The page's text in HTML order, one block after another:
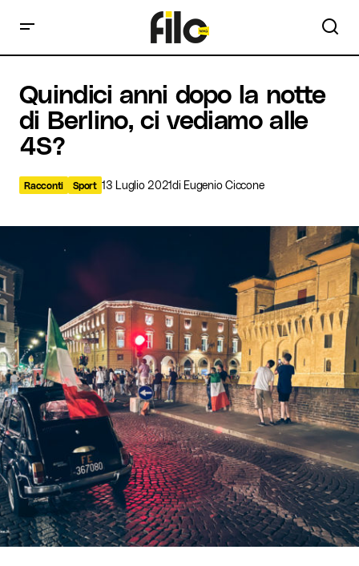
Quindici anni dopo la notte
di Berlino, ci vediamo alle
4S?
Racconti Sport 13 Luglio 2021di Eugenio Ciccone